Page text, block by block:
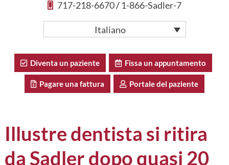
717-218-6670/ 1-866-Sadler-7
Italiano
Diventa un paziente Fissa un appuntamento
Pagare una fattura Portale del paziente
Illustre dentista si ritira
da Sadler dopo quasi 20